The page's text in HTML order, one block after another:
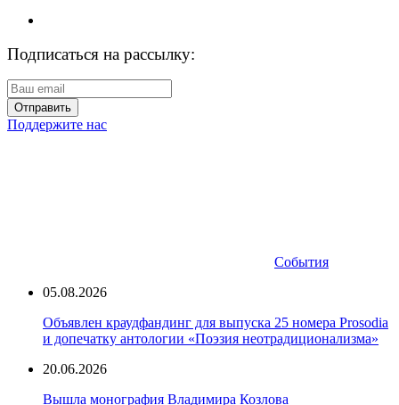
Подписаться на рассылку:
Отправить
Поддержите нас
События
05.08.2026
Объявлен краудфандинг для выпуска 25 номера Prosodia
и допечатку антологии «Поэзия неотрадиционализма»
20.06.2026
Вышла монография Владимира Козлова